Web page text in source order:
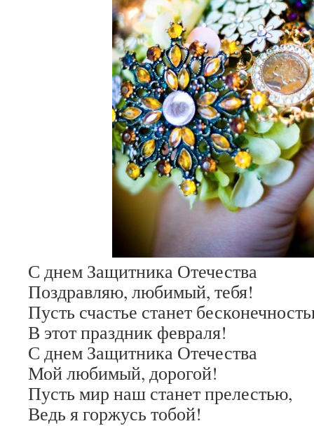
С днем Защитника Отечества
Поздравляю, любимый, тебя!
Пусть счастье станет
В этот праздник февраля!
С днем Защитника Отечества
Мой любимый, дорогой!
Пусть мир наш станет прелестью,
Ведь я горжусь тобой!